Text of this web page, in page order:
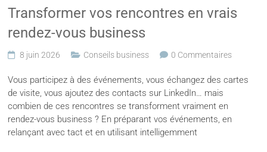
Transformer vos rencontres en vrais
rendez-vous business
8 juin 2026 Conseils business 0 Commentaires
Vous participez à des événements, vous échangez des cartes
de visite, vous ajoutez des contacts sur LinkedIn… mais
combien de ces rencontres se transforment vraiment en
rendez-vous business ? En préparant vos événements, en
relançant avec tact et en utilisant intelligemment